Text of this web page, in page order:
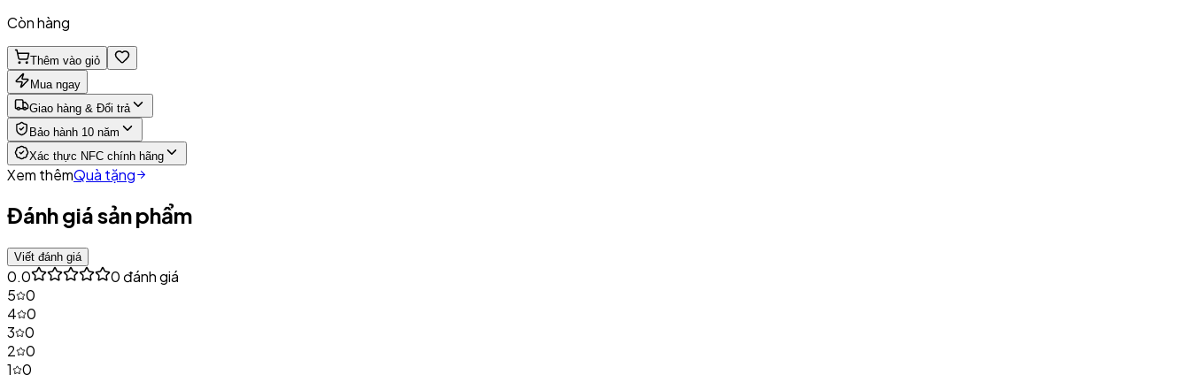
Còn hàng
Thêm vào giỏ
Mua ngay
Giao hàng & Đổi trả
Bảo hành 10 năm
Xác thực NFC chính hãng
Xem thêmQuà tặng
Đánh giá sản phẩm
Viết đánh giá
0.0 0 đánh giá
5 0
4 0
3 0
2 0
1
0